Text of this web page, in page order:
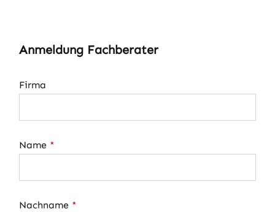
Anmeldung Fachberater
Firma
Name *
Nachname *